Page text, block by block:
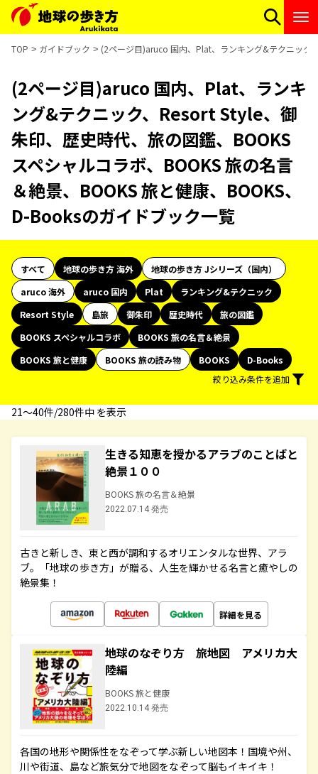
TOP ガイドブック (2ページ目)aruco 国内、Plat、ランキング&テクニック
(2ページ目)aruco 国内、Plat、ランキ
ング&テクニック、Resort Style、御
朱印、歴史時代、旅の図鑑、BOOKS
スペシャルコラボ、BOOKS 旅の名言
＆絶景、BOOKS 旅と健康、BOOKS、
D-Booksのガイドブック一覧
すべて 地球の歩き方 海外
地球の歩き方 Jシリーズ（国内）
aruco 海外
aruco 国内 Plat
ランキング&テクニック
Resort Style
島旅 御朱印 歴史時代
旅の図鑑
BOOKS スペシャルコラボ
BOOKS 旅の名言＆絶景
BOOKS 旅と健康
BOOKS 旅の読み物 BOOKS
D-Books
絞り込み条件を追加
21〜40件/280件中 を表示
生きる知恵を授かるアラブのことばと
絶景１００
BOOKS 旅の名言＆絶景
2022.07.14 発売
古きと新しき、東と西が調和するオリエンタルな世界、アラ
ブ。「地球の歩き方」が贈る、人生を輝かせる名言と癒やしの
絶景集！
詳細を見る
地球のなぞり方 旅地図 アメリカ大
陸編
BOOKS 旅と健康
2022.10.14 発売
各国の地形や関係性をなぞって学ぶ新しい地図本！国境や州、
川や街道、島など旅気分で地図をなぞって脳もイキイキ！